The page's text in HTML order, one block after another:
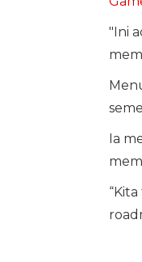
"Ini
Ia